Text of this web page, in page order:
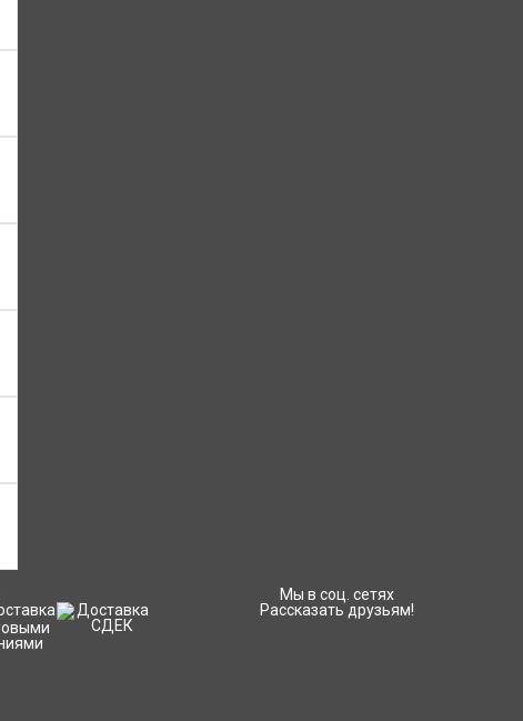
Мы в соц. сетях
Рассказать друзьям!